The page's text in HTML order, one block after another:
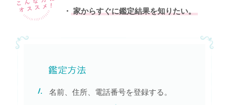
家からすぐに鑑定結果を知りたい。
名前、住所、電話番号を登録する。